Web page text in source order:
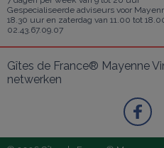
Gespecialiseerde adviseurs voor
18.30 uur en zaterdag van 11.00 tot
02.43.67.09.07
Gîtes de France® Mayenne
netwerken